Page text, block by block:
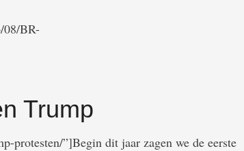
08/BR-
Trump
protesten/”]Begin dit jaar zagen we de eerste